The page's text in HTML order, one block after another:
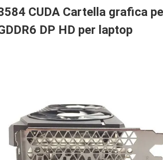
CUDA Cartella grafica
DP HD per laptop